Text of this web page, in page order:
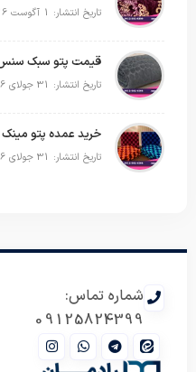
تاریخ انتشار: 1 آگوست 2026
تاریخ انتشار: 31 جولای 2026
تاریخ انتشار: 31 جولای 2026
شماره تماس:
09125824399